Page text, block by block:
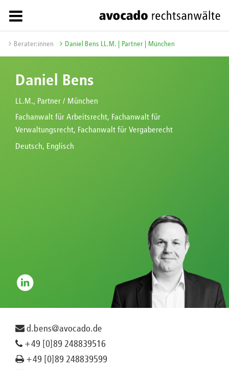
Berater:innen Daniel Bens LL.M. | Partner | München
Daniel Bens
LL.M., Partner / München
Fachanwalt für Arbeitsrecht, Fachanwalt für
Verwaltungsrecht, Fachanwalt für Vergaberecht
Deutsch, Englisch
d.bens@avocado.de
+49 [0]89 248839516
+49 [0]89 248839599